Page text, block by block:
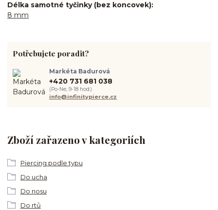
Délka samotné tyčinky (bez koncovek)
8 mm
Zboží zařazeno v kategoriích
Piercing podle typu
Do ucha
Do nosu
Do rtů
Potřebujete poradit?
Markéta Badurová
+420 731 681 038
(Po-Ne, 9-18 hod.)
info@infinitypierce.cz